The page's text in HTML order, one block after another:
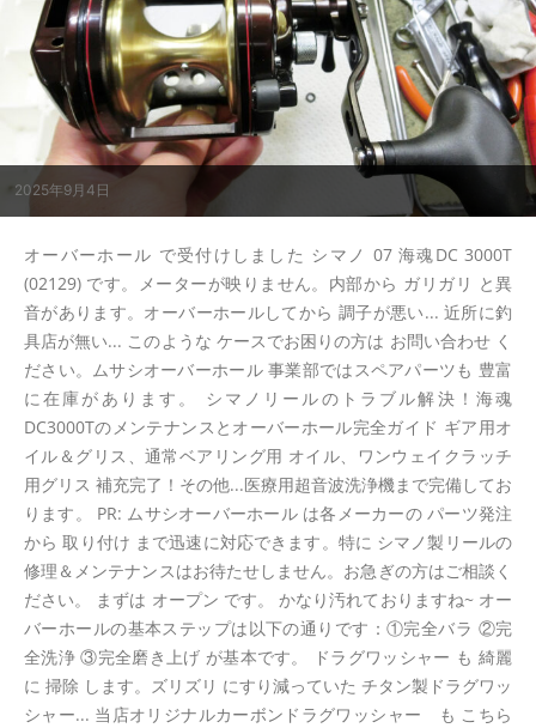
2025年9月4日
オーバーホール で受付けしました シマノ 07 海魂DC 3000T
(02129) です。メーターが映りません。内部から ガリガリ と異
音があります。オーバーホールしてから 調子が悪い... 近所に釣
具店が無い... このような ケースでお困りの方は お問い合わせ く
ださい。ムサシオーバーホール 事業部ではスペアパーツも 豊富
に在庫があります。 シマノリールのトラブル解決！海魂
DC3000Tのメンテナンスとオーバーホール完全ガイド ギア用オ
イル＆グリス、通常ベアリング用 オイル、ワンウェイクラッチ
用グリス 補充完了！その他...医療用超音波洗浄機まで完備してお
ります。 PR: ムサシオーバーホール は各メーカーの パーツ発注
から 取り付け まで迅速に対応できます。特に シマノ製リールの
修理＆メンテナンスはお待たせしません。お急ぎの方はご相談く
ださい。 まずは オープン です。 かなり汚れておりますね~ オー
バーホールの基本ステップは以下の通りです：①完全バラ ②完
全洗浄 ③完全磨き上げ が基本です。 ドラグワッシャー も 綺麗
に 掃除 します。ズリズリ にすり減っていた チタン製ドラグワッ
シャー... 当店オリジナルカーボンドラグワッシャー も こちら